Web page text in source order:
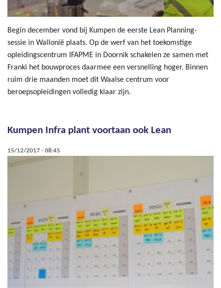
Begin december vond bij Kumpen de eerste Lean Planning-
sessie in Wallonië plaats. Op de werf van het toekomstige
opleidingscentrum IFAPME in Doornik schakelen ze samen met
Franki het bouwproces daarmee een versnelling hoger. Binnen
ruim drie maanden moet dit Waalse centrum voor
beroepsopleidingen volledig klaar zijn.
Kumpen Infra plant voortaan ook Lean
15/12/2017 - 08:45